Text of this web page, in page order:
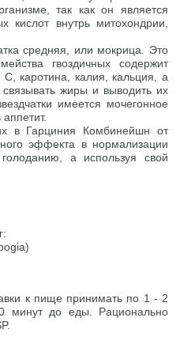
так как он является
кислот внутрь митохондрии,
средняя, или мокрица. Это
гвоздичных содержит
каротина, калия, кальция, а
жиры и выводить их
имеется мочегонное
в Гарциния Комбинейшн от
эффекта в нормализации
а используя свой
к пище принимать по 1 - 2
минут до еды. Рационально